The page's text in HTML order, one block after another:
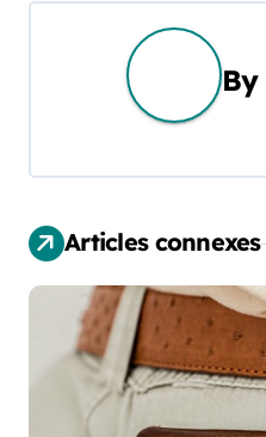
t
i
o
d
By
Articles connexes